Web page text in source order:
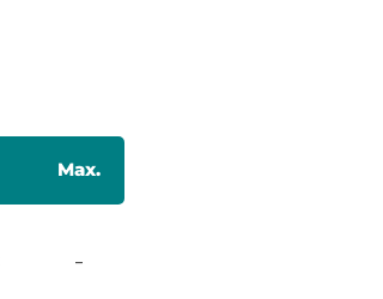
Max.
–Non communiqué